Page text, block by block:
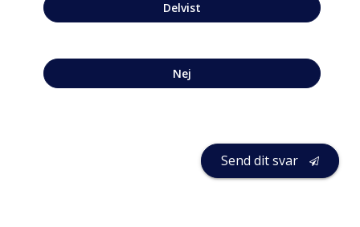
Delvist
Nej
Send dit svar